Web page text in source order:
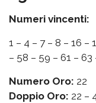
Numeri vincenti:
1 – 4 – 7 – 8 – 16 –
– 58 – 59 – 61 – 63
Numero Oro: 22
Doppio Oro: 22 –